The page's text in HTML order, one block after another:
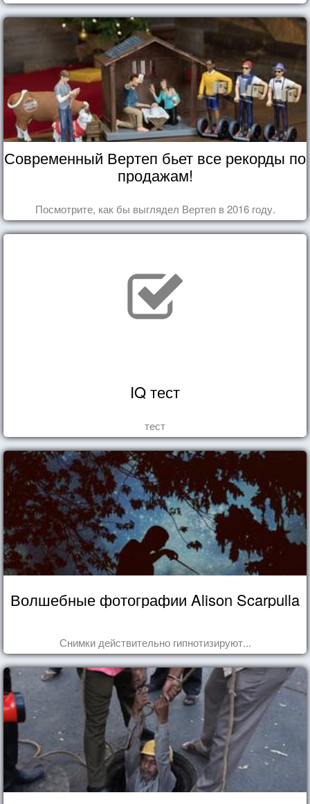
Современный Вертеп бьет все рекорды по
продажам!
Посмотрите, как бы выглядел Вертеп в 2016 году.
IQ тест
тест
Волшебные фотографии Alison Scarpulla
Снимки действительно гипнотизируют...